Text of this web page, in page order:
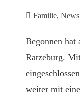
Familie, News
Begonnen
Ratzeburg.
weiter mit